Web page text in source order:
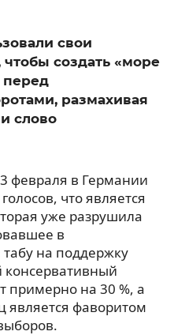
свои
создать «море
перед
размахивая
слово
февраля в Германии
что является
уже разрушила
в
на поддержку
консервативный
примерно на 30 %, а
фаворитом